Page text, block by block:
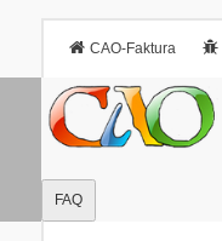
CAO-Faktura
FAQ